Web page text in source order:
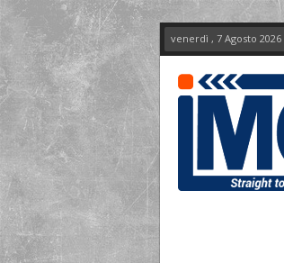
venerdì , 7 Agosto 2026